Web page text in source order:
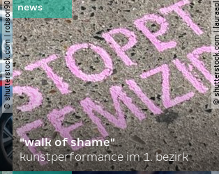
© shutterstock.com | robson90 ©
"walk of shame"
kunstperformance im 1. bezirk